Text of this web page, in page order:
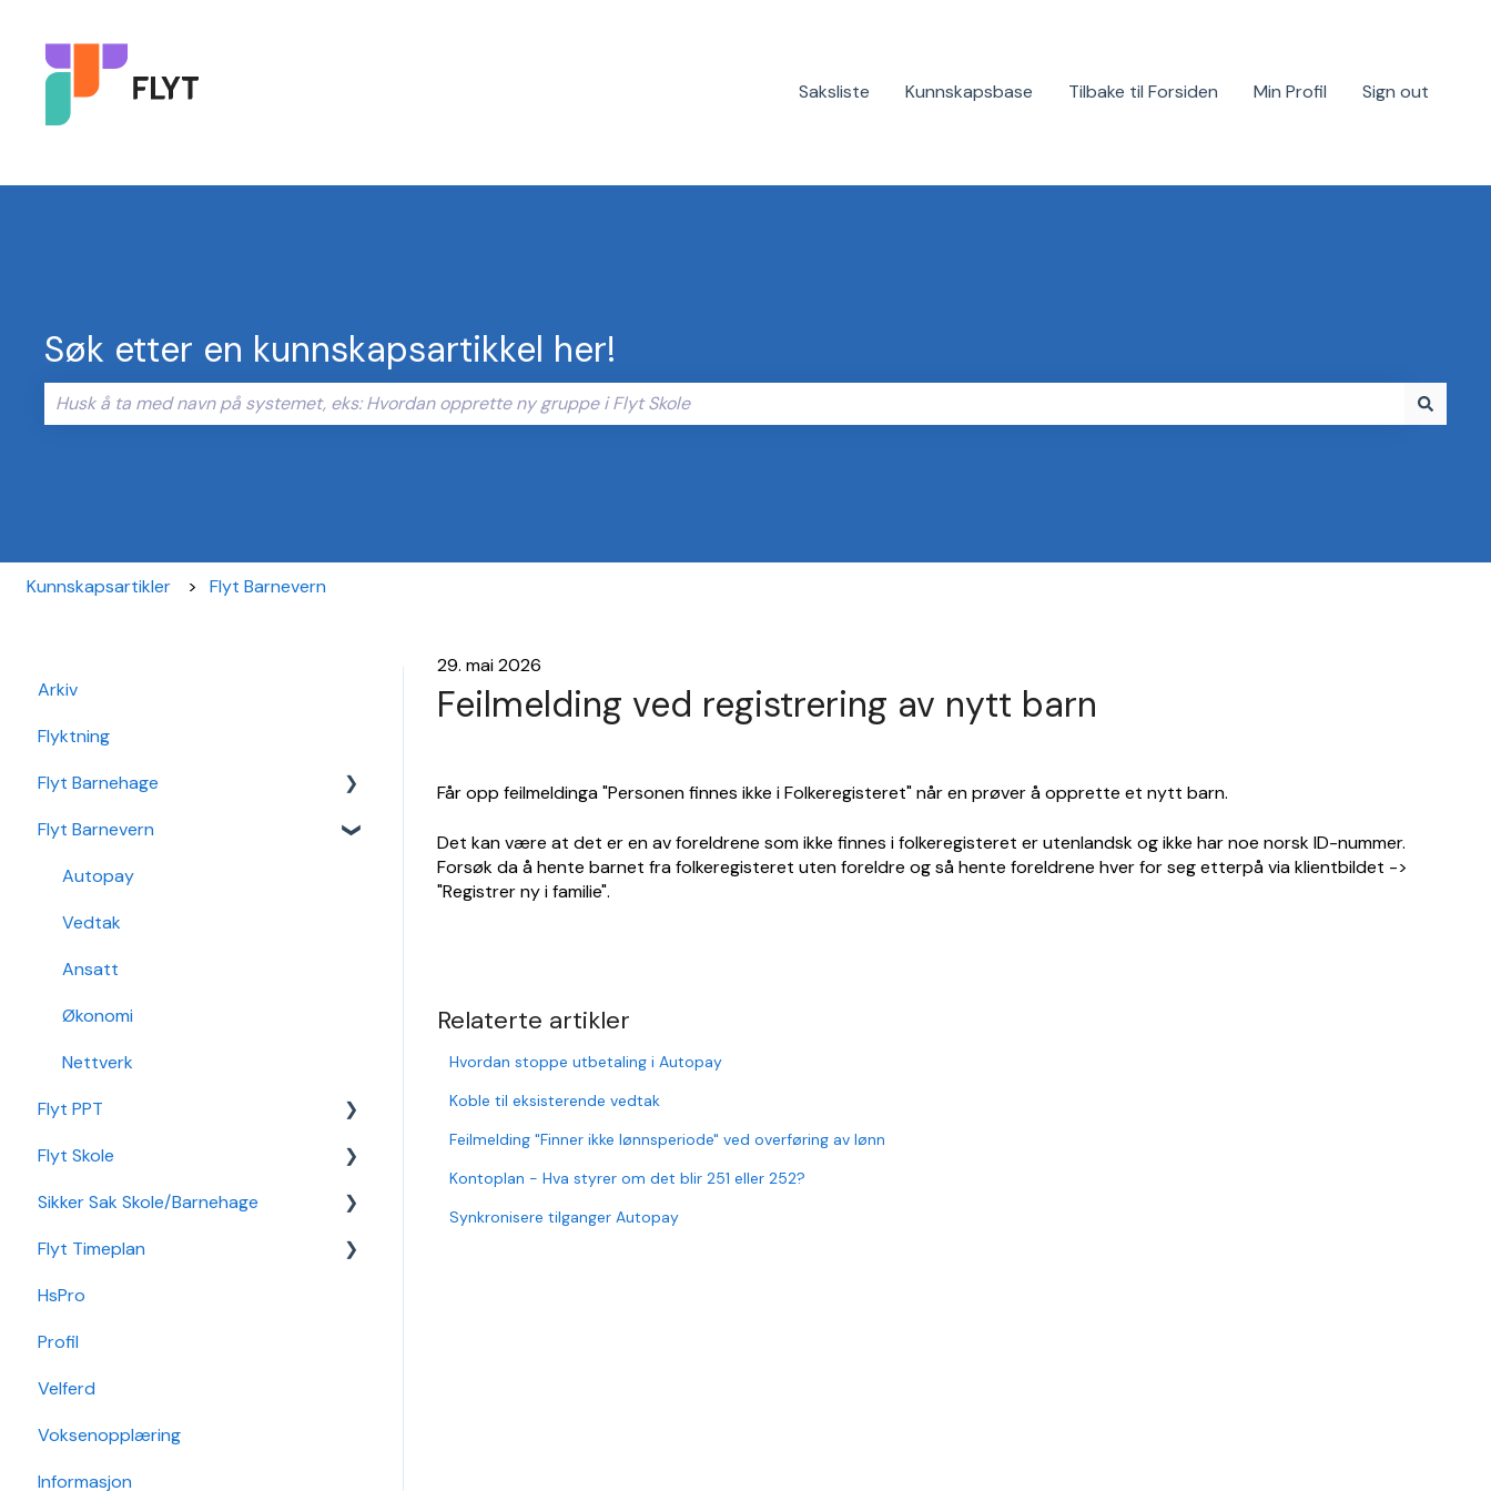
Saksliste Kunnskapsbase Tilbake til Forsiden Min Profil Sign out
Søk etter en kunnskapsartikkel her!
Kunnskapsartikler Flyt Barnevern
29. mai 2026
Feilmelding ved registrering av nytt barn
Får opp feilmeldinga "Personen finnes ikke i Folkeregisteret" når en prøver å opprette et nytt barn.
Det kan være at det er en av foreldrene som ikke finnes i folkeregisteret er utenlandsk og ikke har noe norsk ID-nummer.
Forsøk da å hente barnet fra folkeregisteret uten foreldre og så hente foreldrene hver for seg etterpå via klientbildet ->
"Registrer ny i familie".
Relaterte artikler
Hvordan stoppe utbetaling i Autopay
Koble til eksisterende vedtak
Feilmelding "Finner ikke lønnsperiode" ved overføring av lønn
Kontoplan - Hva styrer om det blir 251 eller 252?
Synkronisere tilganger Autopay
Arkiv
Flyktning
Flyt Barnehage
Flyt Barnehage Hjelpeside
Min Barnehage (app)
Redusert foreldrebetaling
Sikker Sak Barnehage
Flyt Barnevern
Autopay
Vedtak
Ansatt
Økonomi
Nettverk
Flyt PPT
Statistikk
Flyt Skole
Integrasjon Sikker Sak
Elevportal
Foresattportal
Min Skole - Ansattapp
Min Skole - Foresattapp
SFO
Arkiv/VSA
Sikker Sak Skole/Barnehage
Godkjenning
Hendelse
Hovedperson
Post
Sak
Flyt Timeplan
Daglig bruk
Min side/ansatt
Timeplanlegging
Rapporter
Grunndata
HsPro
Profil
Velferd
Voksenopplæring
Informasjon